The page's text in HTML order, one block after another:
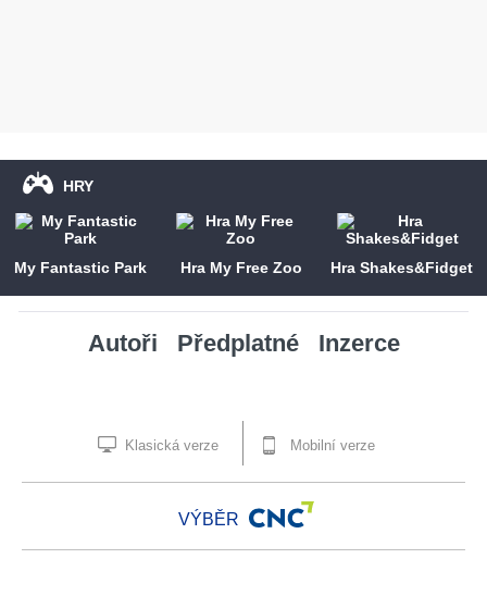
HRY
My Fantastic Park Hra My Free Zoo Hra Shakes&Fidget
Autoři Předplatné Inzerce
Klasická verze Mobilní verze
VÝBĚR